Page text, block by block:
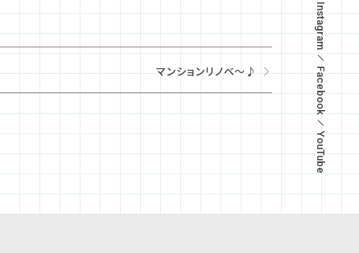
マンションリノベ～♪
Instagram
Facebook
YouTube